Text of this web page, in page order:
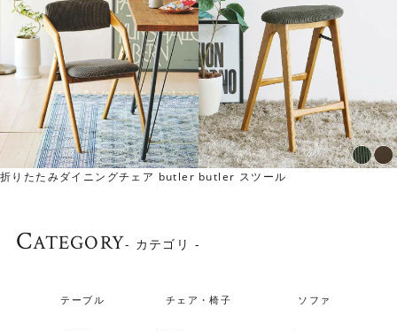
取っ手の色が選べます
折りたたみダイニングチェア butler butler スツール
CATEGORY- カテゴリ -
テーブル チェア・椅子 ソファ